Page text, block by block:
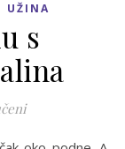
UŽINA
s
za Riža na